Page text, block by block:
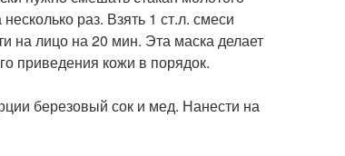
раз. Взять 1 ст.л. смеси
на лицо на 20 мин. Эта маска делает
приведения кожи в порядок.
березовый сок и мед. Нанести на